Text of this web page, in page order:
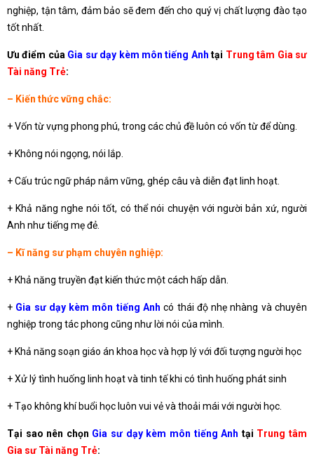
nghiệp, tận tâm, đảm bảo sẽ đem đến cho quý vị chất lượng đào tạo
tốt nhất.
Ưu điểm của Gia sư dạy kèm môn tiếng Anh tại Trung tâm Gia sư
Tài năng Trẻ:
– Kiến thức vững chắc:
+ Vốn từ vựng phong phú, trong các chủ đề luôn có vốn từ để dùng.
+ Không nói ngọng, nói lắp.
+ Cấu trúc ngữ pháp nắm vững, ghép câu và diễn đạt linh hoạt.
+ Khả năng nghe nói tốt, có thể nói chuyện với người bản xứ, người
Anh như tiếng mẹ đẻ.
– Kĩ năng sư phạm chuyên nghiệp:
+ Khả năng truyền đạt kiến thức một cách hấp dẫn.
+ Gia sư dạy kèm môn tiếng Anh có thái độ nhẹ nhàng và chuyên
nghiệp trong tác phong cũng như lời nói của mình.
+ Khả năng soạn giáo án khoa học và hợp lý với đối tượng người học
+ Xử lý tình huống linh hoạt và tinh tế khi có tình huống phát sinh
+ Tạo không khí buổi học luôn vui vẻ và thoải mái với người học.
Tại sao nên chọn Gia sư dạy kèm môn tiếng Anh tại Trung tâm
Gia sư Tài năng Trẻ: